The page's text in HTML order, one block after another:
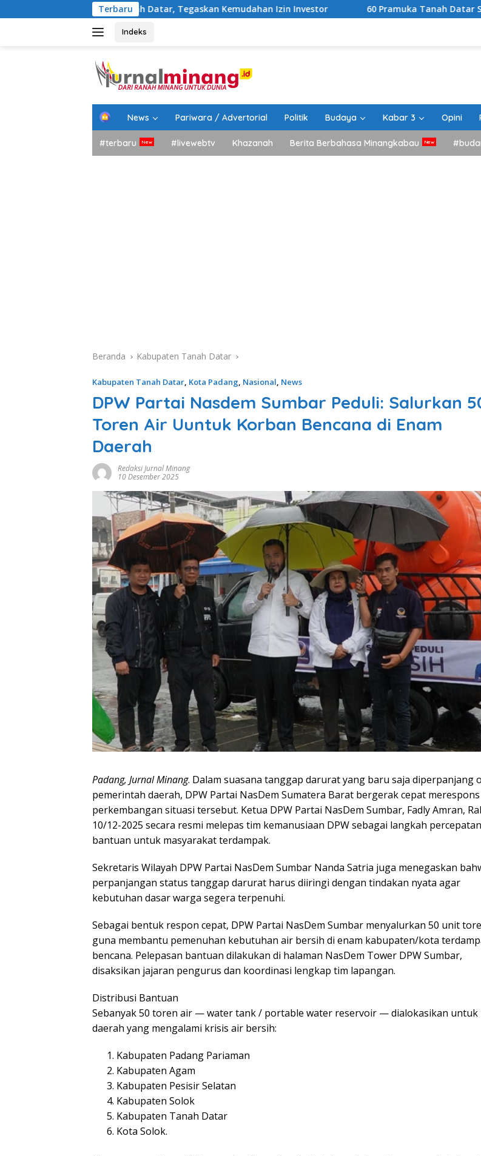
ke
Terbaru
Pemkab Tanah Datar, Tegaskan Kemudahan Izin Investor 60 Pramuka Tanah Datar Siap Kibarkan
Indeks
H
m
e
News Pariwara / Advertorial Politik Budaya Kabar 3 Opini
#terbaru #livewebtv Khazanah Berita Berbahasa Minangkabau
Beranda Kabupaten Tanah Datar
Kabupaten Tanah Datar, Kota Padang, Nasional, News
DPW Partai Nasdem Sumbar Peduli: Salurkan
Toren Air Uuntuk Korban Bencana di Enam
Daerah
Redaksi Jurnal Minang
10 Desember 2025
Padang, Jurnal Minang. Dalam suasana tanggap darurat yang baru saja diperpanjang
pemerintah daerah, DPW Partai NasDem Sumatera Barat bergerak cepat merespons
perkembangan situasi tersebut. Ketua DPW Partai NasDem Sumbar, Fadly Amran,
10/12-2025 secara resmi melepas tim kemanusiaan DPW sebagai langkah percepatan
bantuan untuk masyarakat terdampak.
Sekretaris Wilayah DPW Partai NasDem Sumbar Nanda Satria juga menegaskan
perpanjangan status tanggap darurat harus diiringi dengan tindakan nyata agar
kebutuhan dasar warga segera terpenuhi.
Sebagai bentuk respon cepat, DPW Partai NasDem Sumbar menyalurkan 50 unit
guna membantu pemenuhan kebutuhan air bersih di enam kabupaten/kota
bencana. Pelepasan bantuan dilakukan di halaman NasDem Tower DPW Sumbar,
disaksikan jajaran pengurus dan koordinasi lengkap tim lapangan.
Distribusi Bantuan
Sebanyak 50 toren air — water tank / portable water reservoir — dialokasikan untuk
daerah yang mengalami krisis air bersih:
Kabupaten Padang Pariaman
Kabupaten Agam
Kabupaten Pesisir Selatan
Kabupaten Solok
Kabupaten Tanah Datar
Kota Solok.